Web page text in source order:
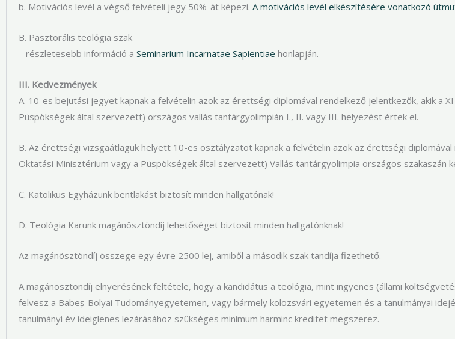
b. Motivációs levél a végső felvételi jegy 50%-át képezi. A motivációs levél elkészítésére vonatkozó
B. Pasztorális teológia szak
– részletesebb információ a Seminarium Incarnatae Sapientiae honlapján.
III. Kedvezmények
A. 10-es bejutási jegyet kapnak a felvételin azok az érettségi diplomával rendelkező jelentkezők, akik a
Püspökségek által szervezett) országos vallás tantárgyolimpián I., II. vagy III. helyezést értek el.
B. Az érettségi vizsgaátlaguk helyett 10-es osztályzatot kapnak a felvételin azok az érettségi
Oktatási Minisztérium vagy a Püspökségek által szervezett) Vallás tantárgyolimpia országos szakaszán
C. Katolikus Egyházunk bentlakást biztosít minden hallgatónak!
D. Teológia Karunk magánösztöndíj lehetőséget biztosít minden hallgatónknak!
Az magánösztöndíj összege egy évre 2500 lej, amiből a második szak tandíja fizethető.
A magánösztöndíj elnyerésének feltétele, hogy a kandidátus a teológia, mint ingyenes (állami
felvesz a Babeș-Bolyai Tudomány­egye­temen, vagy bármely kolozsvári egyetemen és a tanulmányai
tanulmányi év ideiglenes lezárásához szükséges minimum harminc kreditet megszerez.